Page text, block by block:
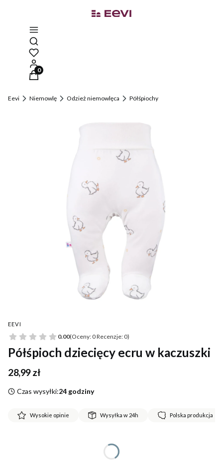
Otwórz wyszukiwarkę
Produkty w koszyku: 0. Zobacz szczegóły
Eevi Niemowlę Odzież niemowlęca Półśpiochy
EEVI
0.00(Oceny: 0 Recenzje: 0)
Półśpioch dziecięcy ecru w kaczuszki
Cena
28,99 zł
Czas wysyłki:24 godziny
Wysokie opinie Wysyłka w 24h Polska produkcja